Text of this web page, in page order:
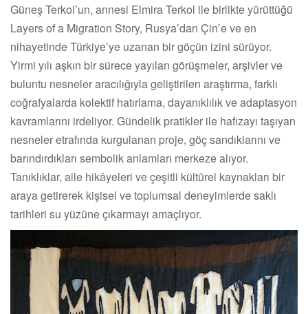
Güneş Terkol’un, annesi Elmira Terkol ile birlikte yürüttüğü
Layers of a Migration Story, Rusya’dan Çin’e ve en
nihayetinde Türkiye’ye uzanan bir göçün izini sürüyor.
Yirmi yılı aşkın bir sürece yayılan görüşmeler, arşivler ve
buluntu nesneler aracılığıyla geliştirilen araştırma, farklı
coğrafyalarda kolektif hatırlama, dayanıklılık ve adaptasyon
kavramlarını irdeliyor. Gündelik pratikler ile hafızayı taşıyan
nesneler etrafında kurgulanan proje, göç sandıklarını ve
barındırdıkları sembolik anlamları merkeze alıyor.
Tanıklıklar, aile hikâyeleri ve çeşitli kültürel kaynakları bir
araya getirerek kişisel ve toplumsal deneyimlerde saklı
tarihleri su yüzüne çıkarmayı amaçlıyor.